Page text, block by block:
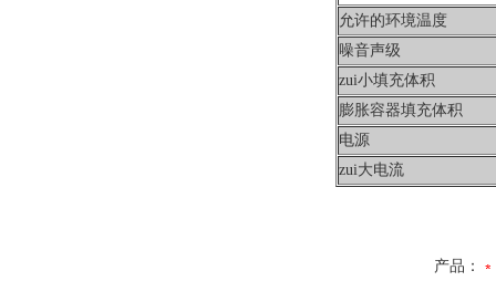
允许的环境温度
噪音声级
zui小填充体积
膨胀容器填充体积
电源
zui大电流
产品：